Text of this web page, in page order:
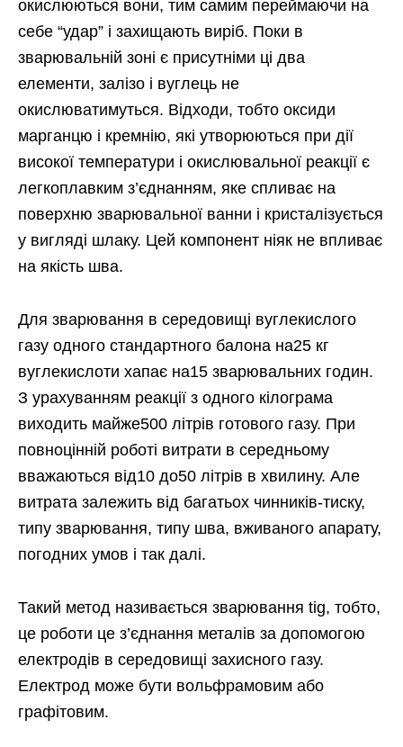
окислюються вони, тим самим переймаючи на
себе “удар” і захищають виріб. Поки в
зварювальній зоні є присутніми ці два
елементи, залізо і вуглець не
окислюватимуться. Відходи, тобто оксиди
марганцю і кремнію, які утворюються при дії
високої температури і окислювальної реакції є
легкоплавким з’єднанням, яке спливає на
поверхню зварювальної ванни і кристалізується
у вигляді шлаку. Цей компонент ніяк не впливає
на якість шва.
Для зварювання в середовищі вуглекислого
газу одного стандартного балона на25 кг
вуглекислоти хапає на15 зварювальних годин.
З урахуванням реакції з одного кілограма
виходить майже500 літрів готового газу. При
повноцінній роботі витрати в середньому
вважаються від10 до50 літрів в хвилину. Але
витрата залежить від багатьох чинників-тиску,
типу зварювання, типу шва, вживаного апарату,
погодних умов і так далі.
Такий метод називається зварювання tig, тобто,
це роботи це з’єднання металів за допомогою
електродів в середовищі захисного газу.
Електрод може бути вольфрамовим або
графітовим.